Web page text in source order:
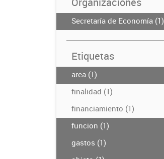
Secretaría de Economía (1)
Etiquetas
area (1)
finalidad (1)
financiamiento (1)
funcion (1)
gastos (1)